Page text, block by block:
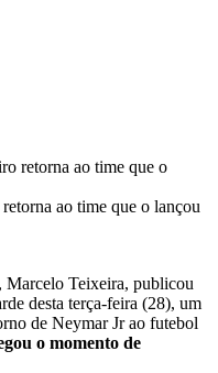
ao time que o lançou
Marcelo Teixeira, publicou
desta terça-feira (28), um
de Neymar Jr ao futebol
o momento de